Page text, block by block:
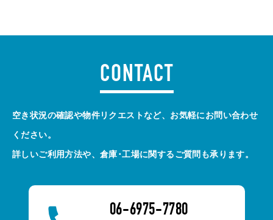
CONTACT
空き状況の確認や物件リクエストなど、お気軽にお問い合わせ
ください。
詳しいご利用方法や、倉庫･工場に関するご質問も承ります。
06-6975-7780